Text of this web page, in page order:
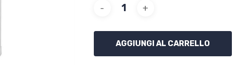
AGGIUNGI AL CARRELLO